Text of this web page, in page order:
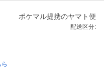
ポケマル提携のヤマト便
配送区分: